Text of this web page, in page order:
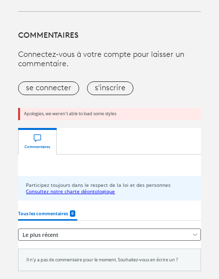
COMMENTAIRES
Connectez-vous à votre compte pour laisser un
commentaire.
se connecter s'inscrire